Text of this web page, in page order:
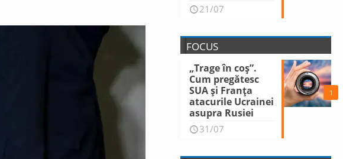
21/07
FOCUS
1
„Trage în coș”.
Cum pregătesc
SUA și Franța
atacurile Ucrainei
asupra Rusiei
31/07